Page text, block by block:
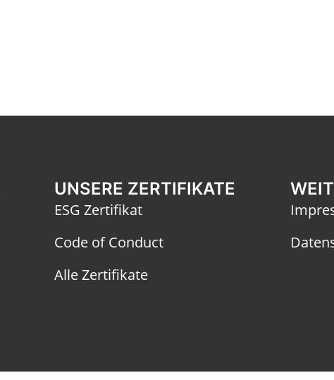
UNSERE ZERTIFIKATE
ESG Zertifikat
Code of Conduct
Alle Zertifikate